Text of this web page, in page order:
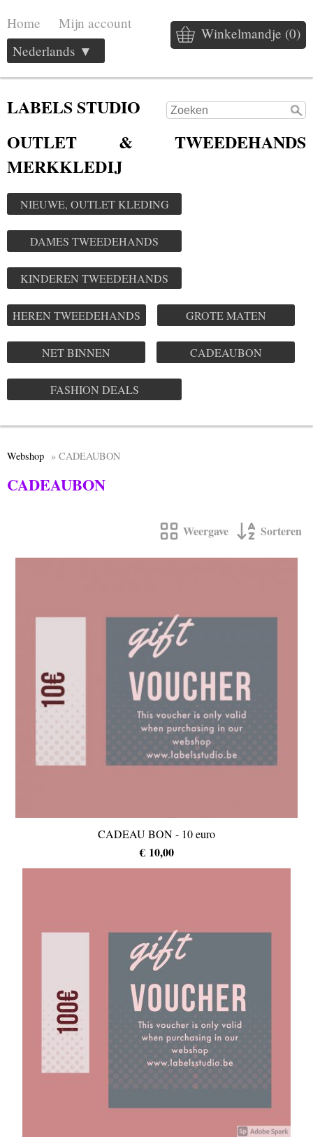
Home Mijn account
Winkelmandje (0)
Nederlands ▼
LABELS STUDIO
OUTLET & TWEEDEHANDS
MERKKLEDIJ
NIEUWE, OUTLET KLEDING
DAMES TWEEDEHANDS
KINDEREN TWEEDEHANDS
HEREN TWEEDEHANDS GROTE MATEN
NET BINNEN CADEAUBON
FASHION DEALS
Webshop » CADEAUBON
CADEAUBON
Weergave Sorteren
CADEAU BON - 10 euro
€ 10,00